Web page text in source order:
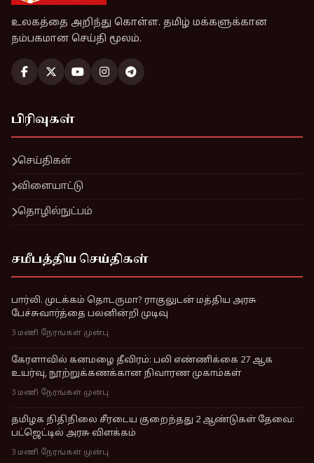
உலகத்தை அறிந்து கொள்ள. தமிழ் மக்களுக்கான
நம்பகமான செய்தி மூலம்.
பிரிவுகள்
செய்திகள்
விளையாட்டு
தொழில்நுட்பம்
சமீபத்திய செய்திகள்
பார்லி. முடக்கம் தொடருமா? ராகுலுடன் மத்திய அரசு
பேச்சுவார்த்தை பலனின்றி முடிவு
3 மணி நேரங்கள் முன்பு
கேரளாவில் கனமழை தீவிரம்: பலி எண்ணிக்கை 27 ஆக
உயர்வு, நூற்றுக்கணக்கான நிவாரண முகாம்கள்
3 மணி நேரங்கள் முன்பு
தமிழக நிதிநிலை சீரடைய குறைந்தது 2 ஆண்டுகள் தேவை:
பட்ஜெட்டில் அரசு விளக்கம்
3 மணி நேரங்கள் முன்பு